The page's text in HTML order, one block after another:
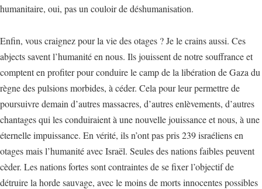
humanitaire, oui, pas un couloir de déshumanisation.
Enfin, vous craignez pour la vie des otages ? Je le crains aussi. Ces
abjects savent l’humanité en nous. Ils jouissent de notre souffrance et
comptent en profiter pour conduire le camp de la libération de Gaza du
règne des pulsions morbides, à céder. Cela pour leur permettre de
poursuivre demain d’autres massacres, d’autres enlèvements, d’autres
chantages qui les conduiraient à une nouvelle jouissance et nous, à une
éternelle impuissance. En vérité, ils n’ont pas pris 239 israéliens en
otages mais l’humanité avec Israël. Seules des nations faibles peuvent
cèder. Les nations fortes sont contraintes de se fixer l’objectif de
détruire la horde sauvage, avec le moins de morts innocentes possibles